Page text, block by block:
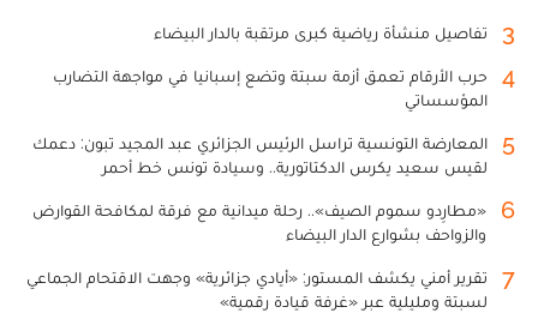
3 تفاصيل منشأة رياضية كبرى مرتقبة بالدار البيضاء
4
حرب الأرقام تعمق أزمة سبتة وتضع إسبانيا في مواجهة التضارب
المؤسساتي
5
المعارضة التونسية تراسل الرئيس الجزائري عبد المجيد تبون: دعمك
لقيس سعيد يكرس الدكتاتورية.. وسيادة تونس خط أحمر
6
«مطارِدو سموم الصيف».. رحلة ميدانية مع فرقة لمكافحة القوارض
والزواحف بشوارع الدار البيضاء
7
تقرير أمني يكشف المستور: «أيادي جزائرية» وجهت الاقتحام الجماعي
لسبتة ومليلية عبر «غرفة قيادة رقمية»